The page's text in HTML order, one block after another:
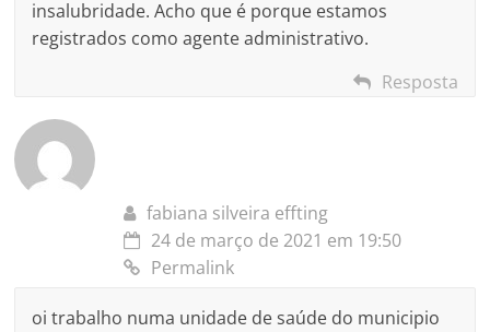
insalubridade. Acho que é porque estamos
registrados como agente administrativo.
Resposta
fabiana silveira effting
24 de março de 2021 em 19:50
Permalink
oi trabalho numa unidade de saúde do municipio